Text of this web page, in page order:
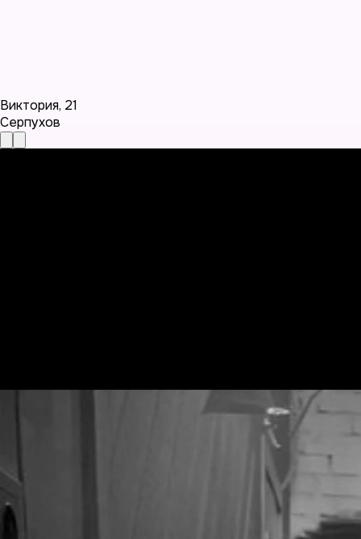
Виктория, 21
Серпухов